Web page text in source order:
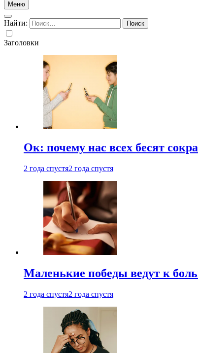
Меню
Найти:
Заголовки
Ок: почему нас всех бесят
2 года спустя2 года спустя
Маленькие победы ведут к
2 года спустя2 года спустя